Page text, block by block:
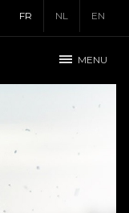
FR NL EN
MENU